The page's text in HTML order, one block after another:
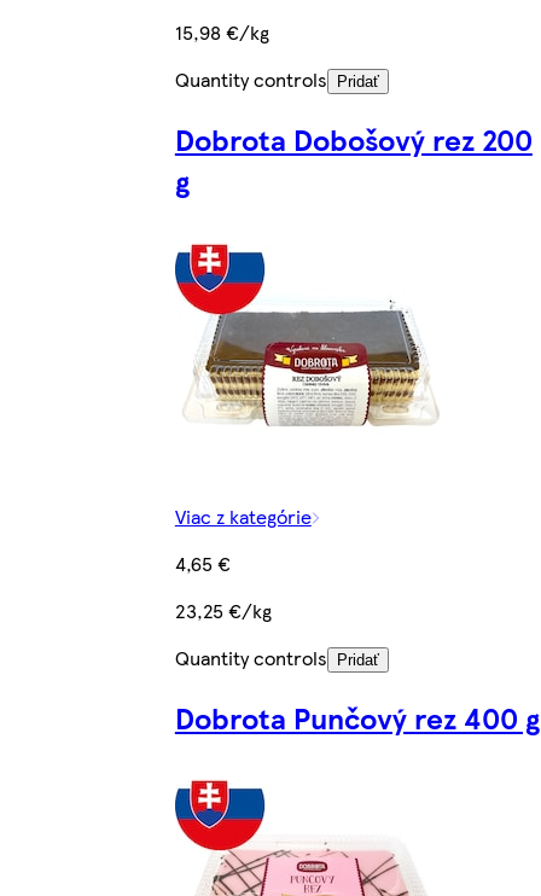
15,98 €/kg
Quantity controls
Pridať
Dobrota Dobošový rez 200
g
Viac z kategórie
4,65 €
23,25 €/kg
Quantity controls
Pridať
Dobrota Punčový rez 400 g